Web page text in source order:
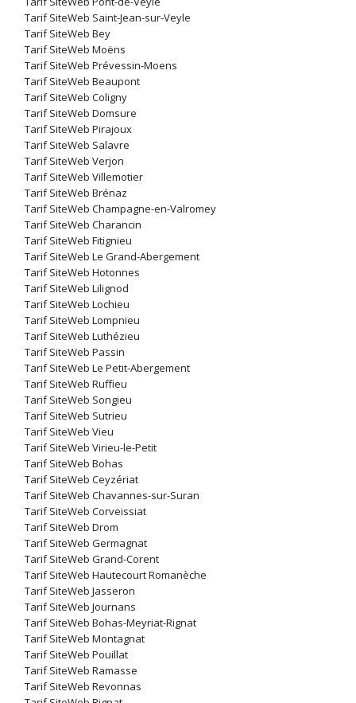
Tarif SiteWeb Saint-Jean-sur-Veyle
Tarif SiteWeb Bey
Tarif SiteWeb Moëns
Tarif SiteWeb Prévessin-Moens
Tarif SiteWeb Beaupont
Tarif SiteWeb Coligny
Tarif SiteWeb Domsure
Tarif SiteWeb Pirajoux
Tarif SiteWeb Salavre
Tarif SiteWeb Verjon
Tarif SiteWeb Villemotier
Tarif SiteWeb Brénaz
Tarif SiteWeb Champagne-en-Valromey
Tarif SiteWeb Charancin
Tarif SiteWeb Fitignieu
Tarif SiteWeb Le Grand-Abergement
Tarif SiteWeb Hotonnes
Tarif SiteWeb Lilignod
Tarif SiteWeb Lochieu
Tarif SiteWeb Lompnieu
Tarif SiteWeb Luthézieu
Tarif SiteWeb Passin
Tarif SiteWeb Le Petit-Abergement
Tarif SiteWeb Ruffieu
Tarif SiteWeb Songieu
Tarif SiteWeb Sutrieu
Tarif SiteWeb Vieu
Tarif SiteWeb Virieu-le-Petit
Tarif SiteWeb Bohas
Tarif SiteWeb Ceyzériat
Tarif SiteWeb Chavannes-sur-Suran
Tarif SiteWeb Corveissiat
Tarif SiteWeb Drom
Tarif SiteWeb Germagnat
Tarif SiteWeb Grand-Corent
Tarif SiteWeb Hautecourt Romanèche
Tarif SiteWeb Jasseron
Tarif SiteWeb Journans
Tarif SiteWeb Bohas-Meyriat-Rignat
Tarif SiteWeb Montagnat
Tarif SiteWeb Pouillat
Tarif SiteWeb Ramasse
Tarif SiteWeb Revonnas